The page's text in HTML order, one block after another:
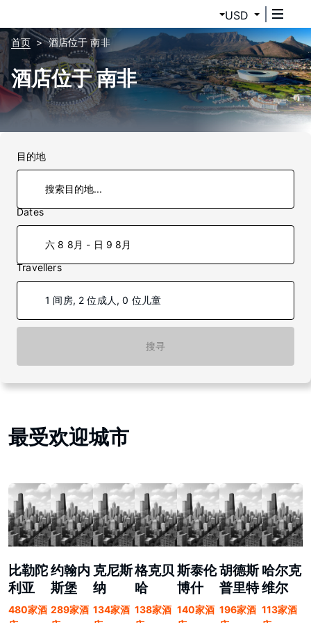
USD
首页 酒店位于 南非
酒店位于 南非
目的地
Dates
六 8 8月 - 日 9 8月
Travellers
1 间房, 2 位成人, 0 位儿童
搜寻
最受欢迎城市
比勒陀
利亚
480家酒
约翰内
斯堡
289家酒
克尼斯
纳
134家酒
格克贝
哈
138家酒
斯泰伦
博什
140家酒
胡德斯
普里特
196家酒
哈尔克
维尔
113家酒